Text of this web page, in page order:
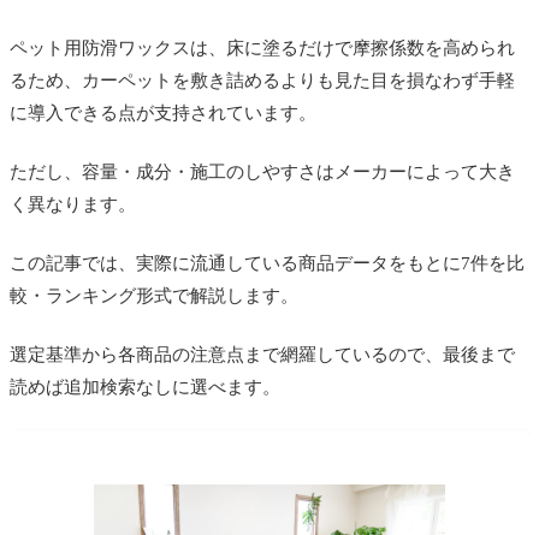
ペット用防滑ワックスは、床に塗るだけで摩擦係数を高められ
るため、カーペットを敷き詰めるよりも見た目を損なわず手軽
に導入できる点が支持されています。
ただし、容量・成分・施工のしやすさはメーカーによって大き
く異なります。
この記事では、実際に流通している商品データをもとに7件を比
較・ランキング形式で解説します。
選定基準から各商品の注意点まで網羅しているので、最後まで
読めば追加検索なしに選べます。